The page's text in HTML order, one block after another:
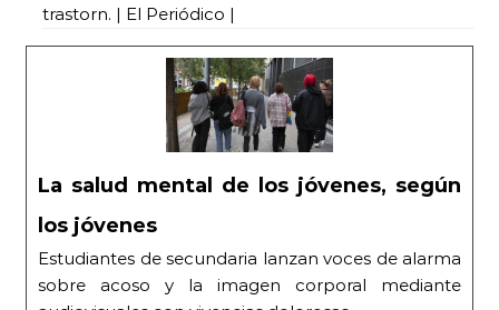
trastorn. | El Periódico |
La salud mental de los jóvenes, según
los jóvenes
Estudiantes de secundaria lanzan voces de alarma
sobre acoso y la imagen corporal mediante